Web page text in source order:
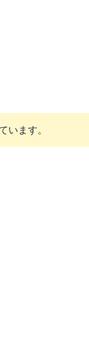
います。